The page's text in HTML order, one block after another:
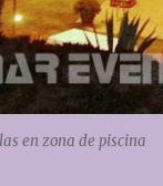
en zona de piscina